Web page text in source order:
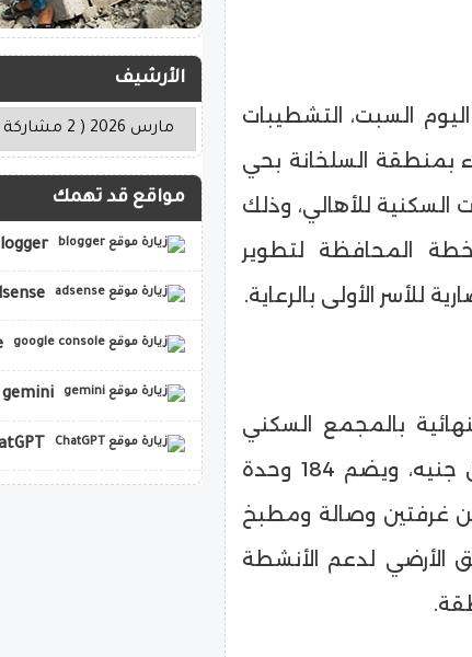
السبت، التشطيبات
الإيواء بمنطقة السلخانة بحي
السكنية للأهالي، وذلك
المحافظة لتطوير
للأسر الأولى بالرعاية.
بالمجمع السكني
الذي تم تنفيذه بتكلفة تقارب 133 مليون جنيه، ويضم 184 وحدة
غرفتين وصالة ومطبخ
بالطابق الأرضي لدعم الأنشطة
الأرشيف
مواقع قد تهمك
blogger